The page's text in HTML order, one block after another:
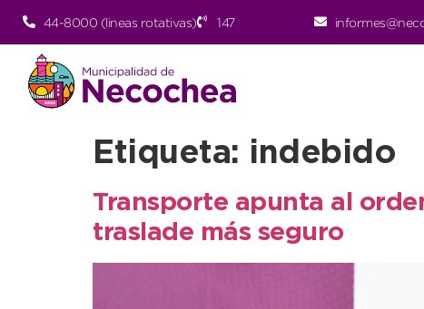
44-8000 (lineas rotativas) 147
Etiqueta: indebido
Transporte apunta al
traslade más seguro